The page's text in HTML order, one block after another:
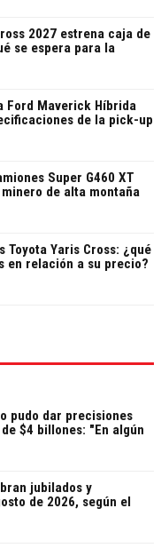
2027 estrena caja de
se espera para la
Ford Maverick Híbrida
de la pick-up
Super G460 XT
de alta montaña
Toyota Yaris Cross: ¿qué
en relación a su precio?
pudo dar precisiones
$4 billones: "En algún
jubilados y
de 2026, según el